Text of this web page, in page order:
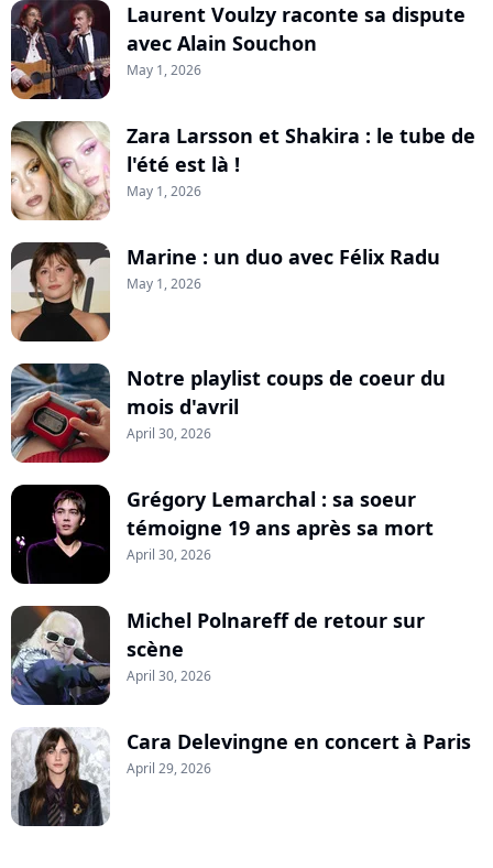
Laurent Voulzy raconte sa dispute
avec Alain Souchon
May 1, 2026
Zara Larsson et Shakira : le tube de
l'été est là !
May 1, 2026
Marine : un duo avec Félix Radu
May 1, 2026
Notre playlist coups de coeur du
mois d'avril
April 30, 2026
Grégory Lemarchal : sa soeur
témoigne 19 ans après sa mort
April 30, 2026
Michel Polnareff de retour sur
scène
April 30, 2026
Cara Delevingne en concert à Paris
April 29, 2026